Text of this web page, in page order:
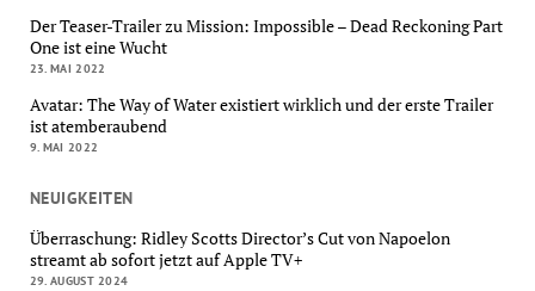
Der Teaser-Trailer zu Mission: Impossible – Dead Reckoning Part
One ist eine Wucht
23. MAI 2022
Avatar: The Way of Water existiert wirklich und der erste Trailer
ist atemberaubend
9. MAI 2022
NEUIGKEITEN
Überraschung: Ridley Scotts Director’s Cut von Napoelon
streamt ab sofort jetzt auf Apple TV+
29. AUGUST 2024